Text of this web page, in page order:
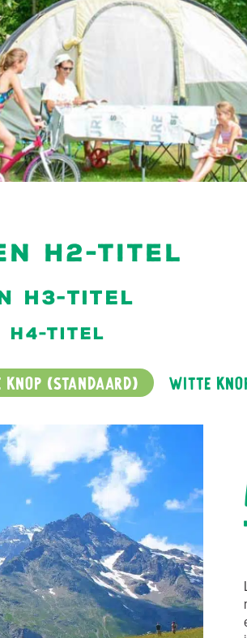
h2-titel
h3-titel
h4-titel
KNOP (STANDAARD) WITTE